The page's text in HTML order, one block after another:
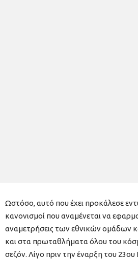
Ωστόσο, αυτό που έχει προκάλεσε
κανονισμοί που αναμένεται να
αναμετρήσεις των εθνικών ομάδων
και στα πρωταθλήματα όλου του
σεζόν. Λίγο πριν την έναρξη του